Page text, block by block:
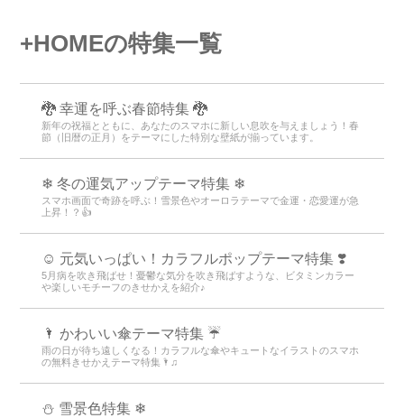
+HOMEの特集一覧
🐉 幸運を呼ぶ春節特集 🐉
新年の祝福とともに、あなたのスマホに新しい息吹を与えましょう！春
節（旧暦の正月）をテーマにした特別な壁紙が揃っています。
❄ 冬の運気アップテーマ特集 ❄
スマホ画面で奇跡を呼ぶ！雪景色やオーロラテーマで金運・恋愛運が急
上昇！？👍
☺️ 元気いっぱい！カラフルポップテーマ特集 ❣️
5月病を吹き飛ばせ！憂鬱な気分を吹き飛ばすような、ビタミンカラー
や楽しいモチーフのきせかえを紹介♪
🌂 かわいい傘テーマ特集 ☔
雨の日が待ち遠しくなる！カラフルな傘やキュートなイラストのスマホ
の無料きせかえテーマ特集🌂♫
⛄ 雪景色特集 ❄